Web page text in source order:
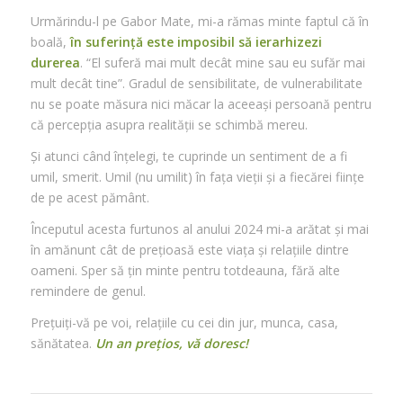
Urmărindu-l pe Gabor Mate, mi-a rămas minte faptul că în
boală,în suferință este imposibil să ierarhizezi
durerea. “El suferă mai mult decât mine sau eu sufăr mai
mult decât tine”. Gradul de sensibilitate, de vulnerabilitate
nu se poate măsura nici măcar la aceeași persoană pentru
că percepția asupra realității se schimbă mereu.
Și atunci când înțelegi, te cuprinde un sentiment de a fi
umil, smerit. Umil (nu umilit) în fața vieții și a fiecărei ființe
de pe acest pământ.
Începutul acesta furtunos al anului 2024 mi-a arătat și mai
în amănunt cât de prețioasă este viața și relațiile dintre
oameni. Sper să țin minte pentru totdeauna, fără alte
remindere de genul.
Prețuiți-vă pe voi, relațiile cu cei din jur, munca, casa,
sănătatea. Un an prețios, vă doresc!